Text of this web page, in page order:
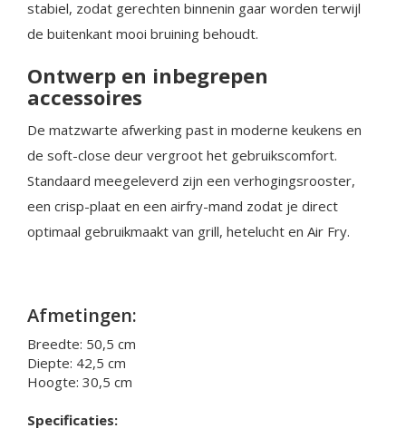
stabiel, zodat gerechten binnenin gaar worden terwijl
de buitenkant mooi bruining behoudt.
Ontwerp en inbegrepen
accessoires
De matzwarte afwerking past in moderne keukens en
de soft-close deur vergroot het gebruikscomfort.
Standaard meegeleverd zijn een verhogingsrooster,
een crisp-plaat en een airfry-mand zodat je direct
optimaal gebruikmaakt van grill, hetelucht en Air Fry.
Afmetingen:
Breedte: 50,5 cm
Diepte: 42,5 cm
Hoogte: 30,5 cm
Specificaties: